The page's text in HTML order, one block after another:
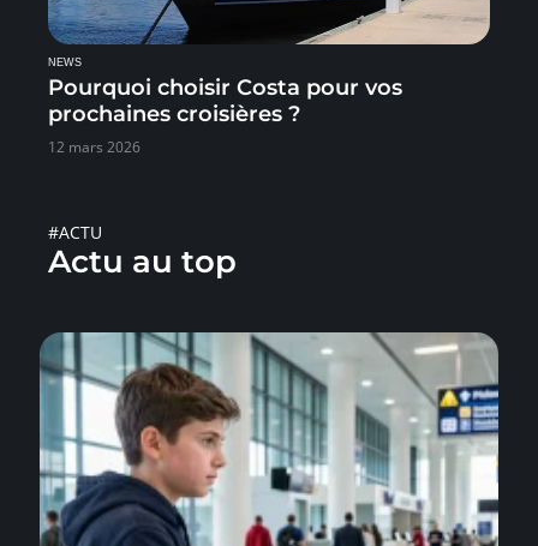
NEWS
Pourquoi choisir Costa pour vos
prochaines croisières ?
12 mars 2026
#ACTU
Actu au top